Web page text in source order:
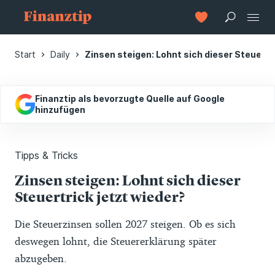
Start Daily Zinsen steigen: Lohnt sich dieser
Finanztip als bevorzugte Quelle auf Google
hinzufügen
Tipps & Tricks
Zinsen steigen: Lohnt sich dieser
Steuertrick jetzt wieder?
Die Steuerzinsen sollen 2027 steigen. Ob es sich
deswegen lohnt, die Steuererklärung später
abzugeben.